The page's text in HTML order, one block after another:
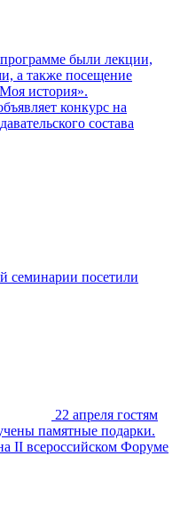
были лекции,
а также посещение
история».
конкурс на
состава
семинарии посетили
22 апреля гостям
памятные подарки.
II всероссийском Форуме